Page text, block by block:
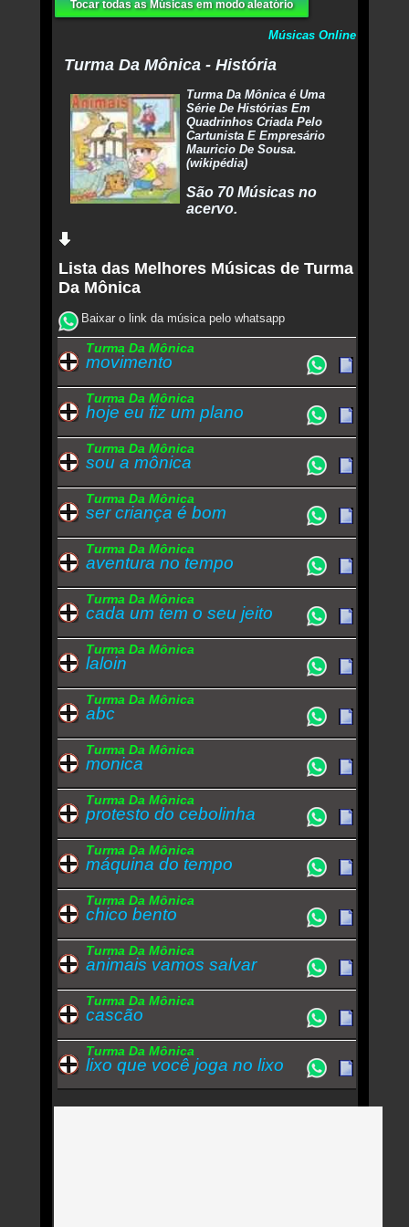
Tocar todas as Músicas em modo aleatório
Músicas Online
Turma Da Mônica - História
Turma Da Mônica é Uma
Série De Histórias Em
Quadrinhos Criada Pelo
Cartunista E Empresário
Mauricio De Sousa.
(wikipédia)
São 70 Músicas no
acervo.
Lista das Melhores Músicas de Turma
Da Mônica
Baixar o link da música pelo whatsapp
Turma Da Mônica
movimento
Turma Da Mônica
hoje eu fiz um plano
Turma Da Mônica
sou a mônica
Turma Da Mônica
ser criança é bom
Turma Da Mônica
aventura no tempo
Turma Da Mônica
cada um tem o seu jeito
Turma Da Mônica
laloin
Turma Da Mônica
abc
Turma Da Mônica
monica
Turma Da Mônica
protesto do cebolinha
Turma Da Mônica
máquina do tempo
Turma Da Mônica
chico bento
Turma Da Mônica
animais vamos salvar
Turma Da Mônica
cascão
Turma Da Mônica
lixo que você joga no lixo